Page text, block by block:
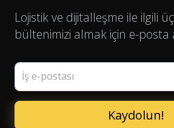
Lojistik ve dijitalleşme ile ilgili
bültenimizi almak için e-posta
İş e-postası